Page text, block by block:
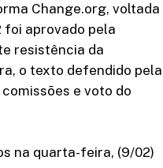
Change.org, voltada
aprovado pela
resistência da
o texto defendido pela
e voto do
na quarta-feira, (9/02)